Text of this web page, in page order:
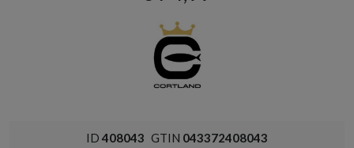
ID 408043 GTIN 043372408043